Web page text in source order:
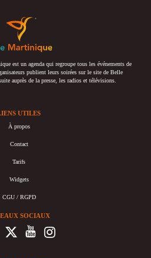
est un agenda qui regroupe tous les événements de
publient leurs soirées sur le site de Belle
auprès de la presse, les radios et télévisions.
UTILES
À propos
Contact
Tarifs
Widgets
CGU / RGPD
SOCIAUX